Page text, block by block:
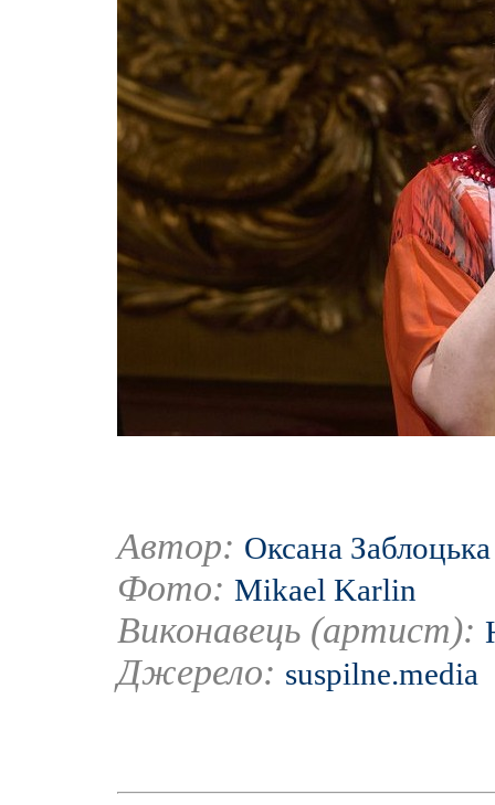
Автор: Оксана Заблоцька
Фото: Mikael Karlin
Виконавець (артист):
Джерело: suspilne.media